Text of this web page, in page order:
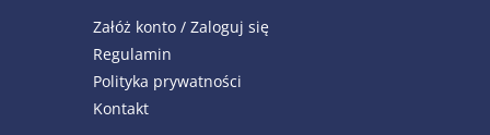
Załóż konto / Zaloguj się
Regulamin
Polityka prywatności
Kontakt